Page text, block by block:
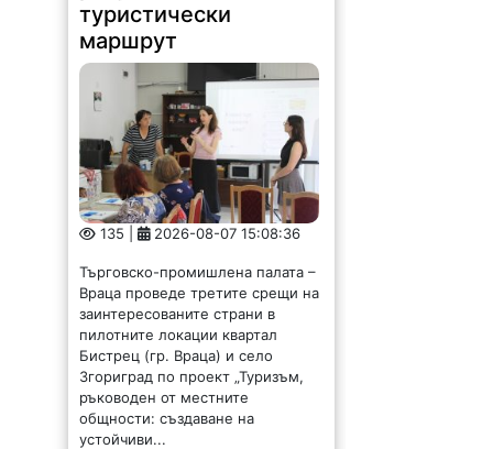
туристически
маршрут
135 | 2026-08-07 15:08:36
Търговско-промишлена палата –
Враца проведе третите срещи на
заинтересованите страни в
пилотните локации квартал
Бистрец (гр. Враца) и село
Згориград по проект „Туризъм,
ръководен от местните
общности: създаване на
устойчиви...